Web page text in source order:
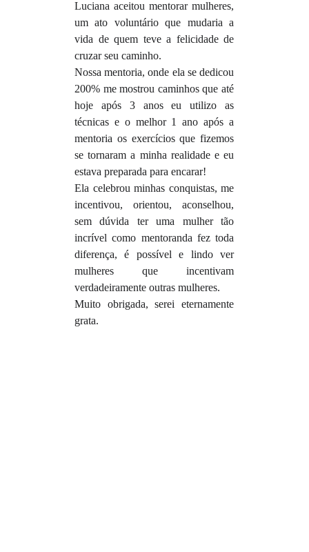
Luciana aceitou mentorar mulheres,
um ato voluntário que mudaria a
vida de quem teve a felicidade de
cruzar seu caminho.
Nossa mentoria, onde ela se dedicou
200% me mostrou caminhos que até
hoje após 3 anos eu utilizo as
técnicas e o melhor 1 ano após a
mentoria os exercícios que fizemos
se tornaram a minha realidade e eu
estava preparada para encarar!
Ela celebrou minhas conquistas, me
incentivou, orientou, aconselhou,
sem dúvida ter uma mulher tão
incrível como mentoranda fez toda
diferença, é possível e lindo ver
mulheres que incentivam
verdadeiramente outras mulheres.
Muito obrigada, serei eternamente
grata.